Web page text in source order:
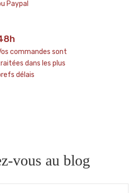
Paypal
commandes sont
dans les plus
délais
vous au blog